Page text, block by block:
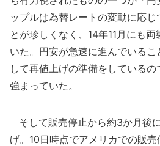
ップルは為替レートの変動に応
とが珍しくなく、14年11月にも
いた。円安が急速に進んでいる
して再値上げの準備をしている
強まっていた。
そして販売停止から約3か月後
げ。10日時点でアメリカでの販